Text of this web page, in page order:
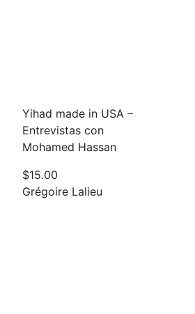
Yihad made in USA –
Entrevistas con
Mohamed Hassan
$15.00
Grégoire Lalieu